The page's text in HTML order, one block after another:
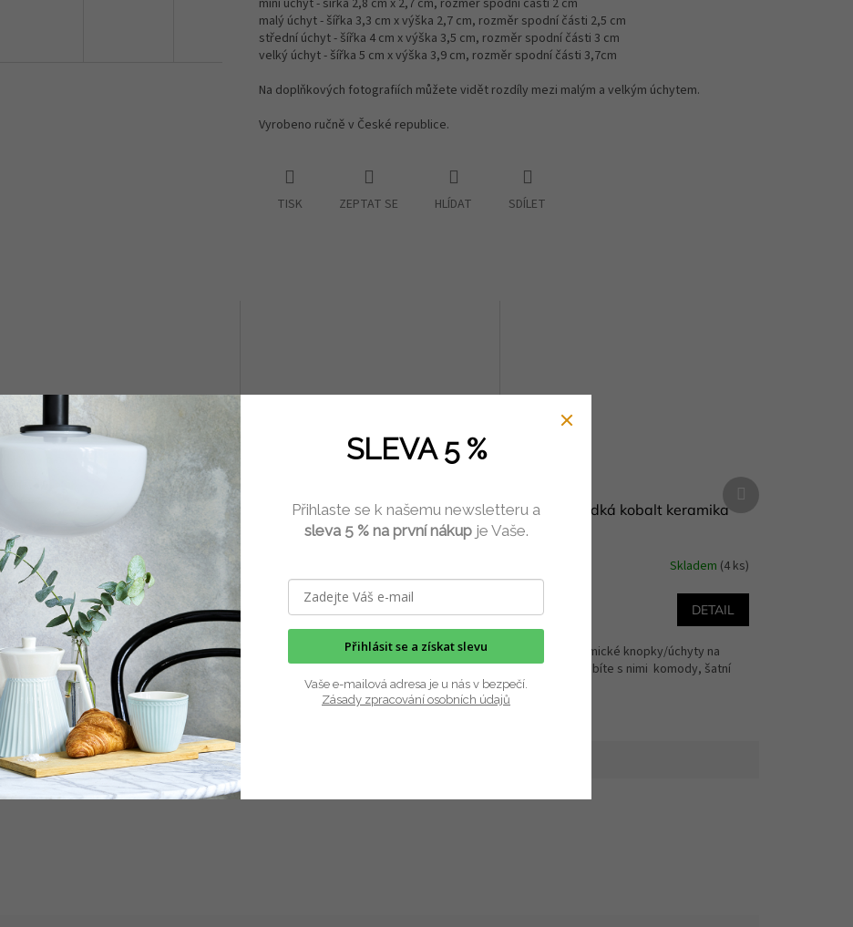
mini úchyt - šířka 2,8 cm x 2,7 cm, rozměr spodní části 2 cm
malý úchyt - šířka 3,3 cm x výška 2,7 cm, rozměr spodní části 2,5 cm
střední úchyt - šířka 4 cm x výška 3,5 cm, rozměr spodní části 3 cm
velký úchyt - šířka 5 cm x výška 3,9 cm, rozměr spodní části 3,7cm
Na doplňkových fotografiích můžete vidět rozdíly mezi malým a velkým úchytem.
Vyrobeno ručně v České republice.
TISK ZEPTAT SE HLÍDAT SDÍLET
Věšák modrý 23 cm s keramickými
keramika Vanya
Skladem
Kč Do košíku
věšák natřený světle modrou
se třemi keramickými úchyty.
doplněk...
Úchytka na nábytek kobalt
kopretina keramika Vanya
143 Kč
Keramické knopky/úchyty na komody,
věšáky, šatní skříně nebo kuchyńské
skříňky. Velikosti i...
Úchytka hladká kobalt keramika
Vanya
Skladem (4 ks)
143 Kč DETAIL
Originální keramické knopky/úchyty na
nábytek. Ozdobíte s nimi komody, šatní
skříně...
Další
produkt
SLEVA 5 %
Přihlaste se k našemu newsletteru a
sleva 5 % na první nákupje Vaše.
Přihlásit se a získat slevu
Vaše e-mailová adresa je u nás v bezpečí.
Zásady zpracování osobních údajů